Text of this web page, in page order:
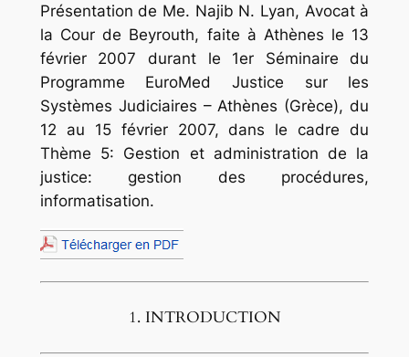
Présentation de Me. Najib N. Lyan, Avocat à
la Cour de Beyrouth, faite à Athènes le 13
février 2007 durant le 1er Séminaire du
Programme EuroMed Justice sur les
Systèmes Judiciaires – Athènes (Grèce), du
12 au 15 février 2007, dans le cadre du
Thème 5: Gestion et administration de la
justice: gestion des procédures,
informatisation.
1. INTRODUCTION